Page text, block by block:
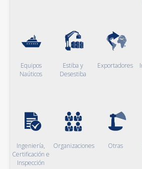
Equipos
Naúticos
Estiba y
Desestiba
Exportadores
Ingeniería,
Certificación e
Inspección
Organizaciones Otras